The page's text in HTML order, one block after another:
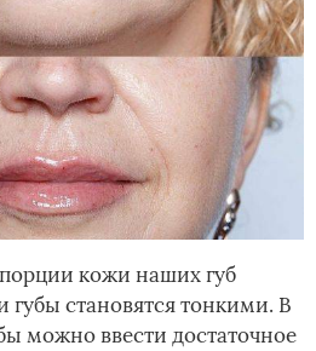
кожи наших губ
губы становятся тонкими. В
можно ввести достаточное